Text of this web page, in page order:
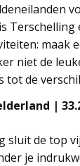
maak
niet de
tot de
|
sluit de top
je